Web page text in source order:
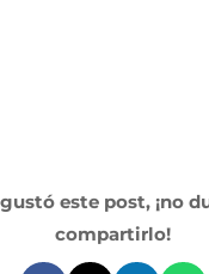
este post, ¡no
compartirlo!